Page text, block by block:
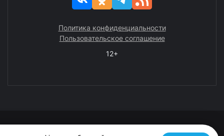
Политика конфиденциальности
Пользовательское соглашение
12+